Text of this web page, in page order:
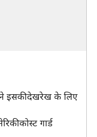
इसकी देखरेख के लिए
कोस्ट गार्ड